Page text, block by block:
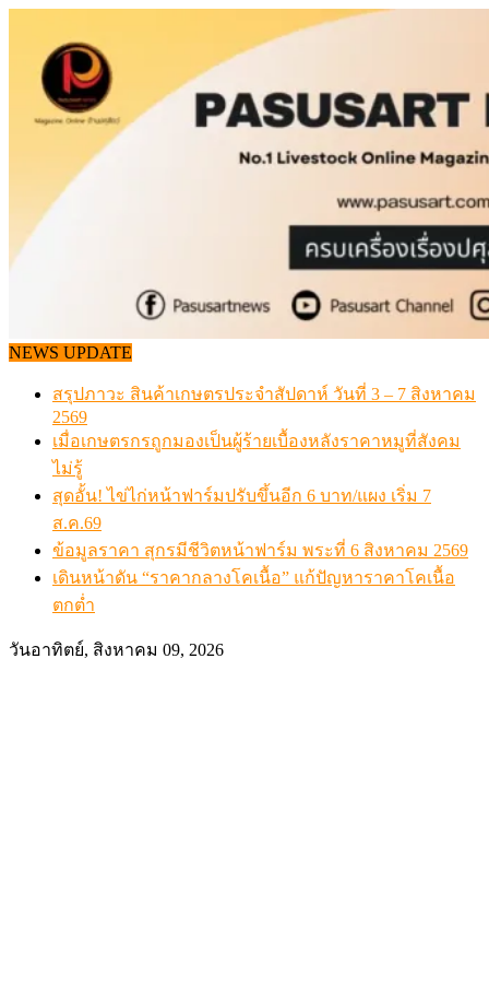
content
NEWS UPDATE
สรุปภาวะ สินค้าเกษตรประจำสัปดาห์ วันที่ 3 – 7 สิงหาคม
2569
เมื่อเกษตรกรถูกมองเป็นผู้ร้ายเบื้องหลังราคาหมูที่สังคม
ไม่รู้
สุดอั้น! ไข่ไก่หน้าฟาร์มปรับขึ้นอีก 6 บาท/แผง เริ่ม 7
ส.ค.69
ข้อมูลราคา สุกรมีชีวิตหน้าฟาร์ม พระที่ 6 สิงหาคม 2569
เดินหน้าดัน “ราคากลางโคเนื้อ” แก้ปัญหาราคาโคเนื้อ
ตกต่ำ
วันอาทิตย์, สิงหาคม 09, 2026